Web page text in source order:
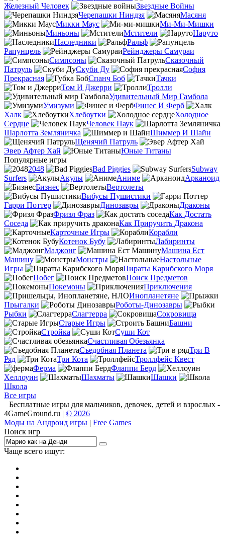
Железный Человек
Звездные Войны
Черепашки Ниндзя
Масяня
Микки Маус
Ми-Ми-Мишки
Миньоны
Мстители
Наруто
Наследники
Ральф
Рапунцель
Рейнджеры Самураи
Симпсоны
Сказочный
Патруль
Скуби Ду
София
Прекрасная
Спанч Боб
Тачки
Том И Джерри
Тролли
Удивительный Мир Гамбола
Умизуми
Финес И Ферб
Халк
Хлебоутки
Холодное
Сердце
Человек Паук
Шарлотта Земляничка
Шиммер И Шайн
Щенячий Патруль
Эвер Афтер Хай
Юные Титаны
Популярные игры
2048
Bad Piggies
Subway
Surfers
Акулы Аниме
Арканоид
Бизнес
Вертолеты
Вибусы Пушистики
Гарри Поттер
Динозавры
Драконы
Фризл Фраз
Как Достать
Соседа
Как Приручить Дракона
Карточные Игры
Корабли
Котенок Бубу
Лабиринты
Маджонг
Машина Ест
Машину
Монстры
Настольные
Игры
Пираты Карибского Моря
Побег
Поиск Предметов
Покемоны
Приключения
Инопланетяне
Прыгалки
Роботы-Динозавры
Рыбки
Слагтерра
Сокровища
Старые Игры
Башни
Стройка
Суши Кот
Счастливая Обезьянка
Съедобная Планета
Три В
Ряд
Три Кота
Троллфейс Квест
Ферма
Флаппи Берд
Хеллоуин
Шахматы
Шашки
Школа
Все игры
Бесплатные игры для мальчиков, девочек, детей и взрослых -
4GameGround.ru | © 2026
Моды на Андроид игры | Free Games
Поиск игр
Чаще всего ищут: